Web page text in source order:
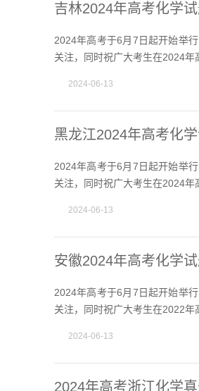
吉林2024年高考化学
2024年高考于6月7日起开始举
关注，同时祝广大考生在2024
2024-06-13
黑龙江2024年高考化
2024年高考于6月7日起开始举
关注，同时祝广大考生在2024
2024-06-13
安徽2024年高考化学
2024年高考于6月7日起开始举
关注，同时祝广大考生在2022
2024-06-13
2024年高考浙江化学